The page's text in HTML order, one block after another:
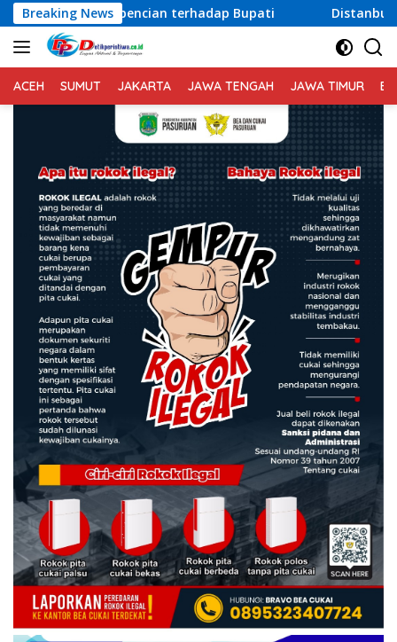
Langsung
ke
konten
Breaking News
terhadap Bupati Distanbun Bireuen Gelar Temu
ACEH SUMUT JAKARTA JAWA TENGAH JAWA TIMUR